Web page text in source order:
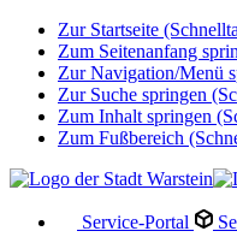
Zur Startseite
Zum Seitenanfang
Zur Navigation/Menü
Zur Suche springen
Zum Inhalt springen
Zum Fußbereich
Service-Portal